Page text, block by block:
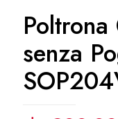
senza